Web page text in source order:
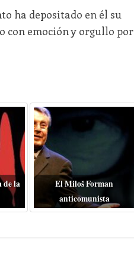
ha depositado en él su
con emoción y orgullo por
de la
El Miloš Forman
anticomunista